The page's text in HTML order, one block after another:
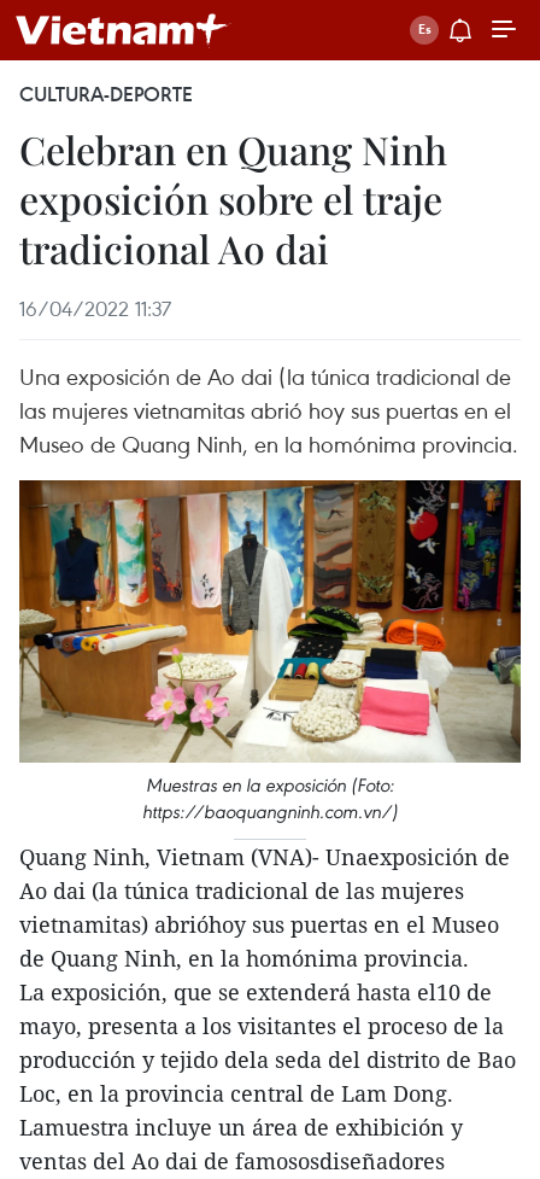
CULTURA-DEPORTE
Celebran en Quang Ninh
exposición sobre el traje
tradicional Ao dai
16/04/2022 11:37
Una exposición de Ao dai (la túnica tradicional de
las mujeres vietnamitas abrió hoy sus puertas en el
Museo de Quang Ninh, en la homónima provincia.
Muestras en la exposición (Foto:
https://baoquangninh.com.vn/)
Quang Ninh, Vietnam (VNA)- Unaexposición de
Ao dai (la túnica tradicional de las mujeres
vietnamitas) abrióhoy sus puertas en el Museo
de Quang Ninh, en la homónima provincia.
La exposición, que se extenderá hasta el10 de
mayo, presenta a los visitantes el proceso de la
producción y tejido dela seda del distrito de Bao
Loc, en la provincia central de Lam Dong.
Lamuestra incluye un área de exhibición y
ventas del Ao dai de famososdiseñadores